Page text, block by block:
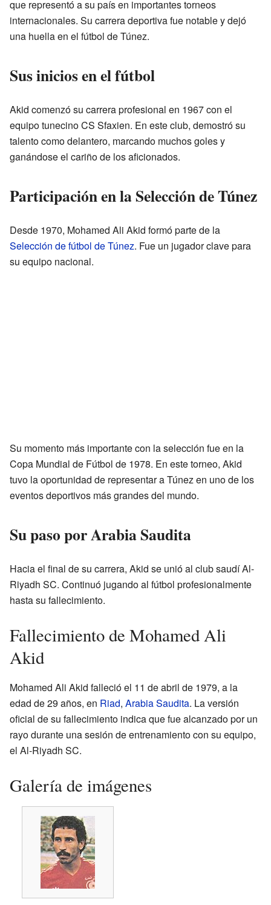
que representó a su país en importantes torneos
internacionales. Su carrera deportiva fue notable y dejó
una huella en el fútbol de Túnez.
Sus inicios en el fútbol
Akid comenzó su carrera profesional en 1967 con el
equipo tunecino CS Sfaxien. En este club, demostró su
talento como delantero, marcando muchos goles y
ganándose el cariño de los aficionados.
Participación en la Selección de Túnez
Desde 1970, Mohamed Ali Akid formó parte de la
Selección de fútbol de Túnez. Fue un jugador clave para
su equipo nacional.
Su momento más importante con la selección fue en la
Copa Mundial de Fútbol de 1978. En este torneo, Akid
tuvo la oportunidad de representar a Túnez en uno de los
eventos deportivos más grandes del mundo.
Su paso por Arabia Saudita
Hacia el final de su carrera, Akid se unió al club saudí Al-
Riyadh SC. Continuó jugando al fútbol profesionalmente
hasta su fallecimiento.
Fallecimiento de Mohamed Ali
Akid
Mohamed Ali Akid falleció el 11 de abril de 1979, a la
edad de 29 años, en Riad, Arabia Saudita. La versión
oficial de su fallecimiento indica que fue alcanzado por un
rayo durante una sesión de entrenamiento con su equipo,
el Al-Riyadh SC.
Galería de imágenes